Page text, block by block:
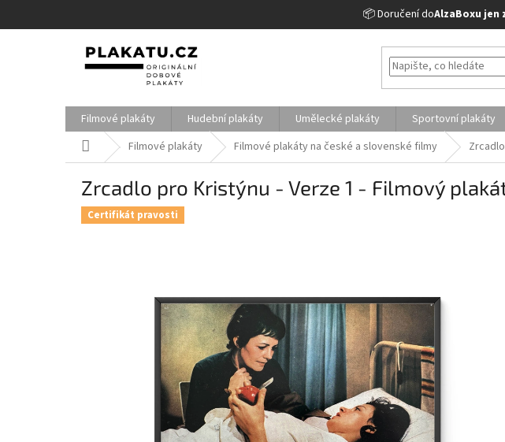
📦 Doručení doAlzaBoxu jen
Filmové plakáty Hudební plakáty Umělecké plakáty Sportovní plakáty
Domů Filmové plakáty Filmové plakáty na české a slovenské filmy
Zrcadlo pro Kristýnu - Verze 1 - Filmový
Certifikát pravosti